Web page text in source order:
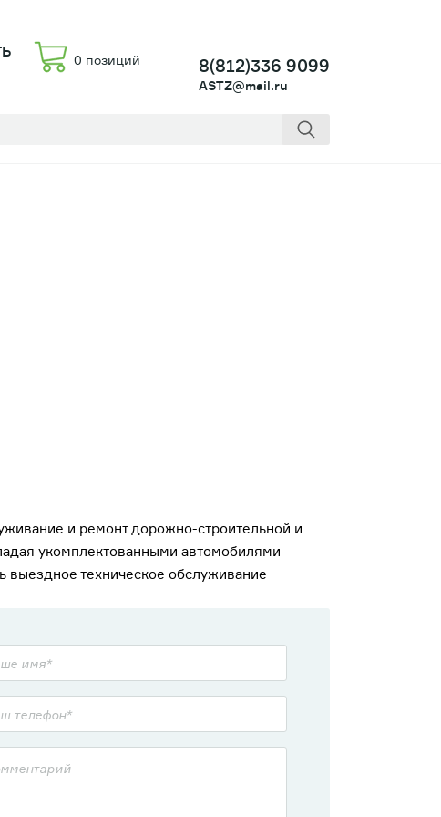
0 позиций 8(812)336 9099
ASTZ@mail.ru
и ремонт дорожно-строительной и
укомплектованными автомобилями
техническое обслуживание